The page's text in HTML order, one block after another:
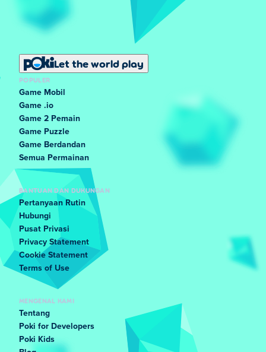
Let the world play
POPULER
Game Mobil
Game .io
Game 2 Pemain
Game Puzzle
Game Berdandan
Semua Permainan
BANTUAN DAN DUKUNGAN
Pertanyaan Rutin
Hubungi
Pusat Privasi
Privacy Statement
Cookie Statement
Terms of Use
MENGENAL KAMI
Tentang
Poki for Developers
Poki Kids